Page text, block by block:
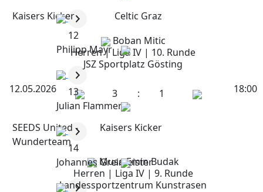
Kaisers Kicker
Celtic Graz
Boban Mitic
Herren | Liga IV | 10. Runde
JSZ Sportplatz Gösting
12.05.2026
18:00
3 : 1
SEEDS United -
Wunderteam
Kaisers Kicker
Musa Emin Budak
Herren | Liga IV | 9. Runde
Landessportzentrum Kunstrasen
12
Philipp Mayr
13
Julian Flammer
14
Johannes Greimeister